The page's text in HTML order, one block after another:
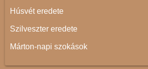
Húsvét eredete
Szilveszter eredete
Márton-napi szokások